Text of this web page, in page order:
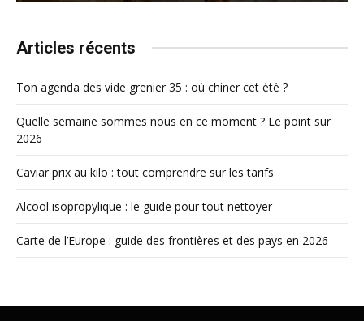
Articles récents
Ton agenda des vide grenier 35 : où chiner cet été ?
Quelle semaine sommes nous en ce moment ? Le point sur
2026
Caviar prix au kilo : tout comprendre sur les tarifs
Alcool isopropylique : le guide pour tout nettoyer
Carte de l’Europe : guide des frontières et des pays en 2026